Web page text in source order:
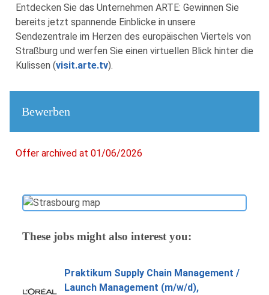
Entdecken Sie das Unternehmen ARTE: Gewinnen Sie
bereits jetzt spannende Einblicke in unsere
Sendezentrale im Herzen des europäischen Viertels von
Straßburg und werfen Sie einen virtuellen Blick hinter die
Kulissen (visit.arte.tv).
Bewerben
Offer archived at 01/06/2026
These jobs might also interest you:
Praktikum Supply Chain Management /
Launch Management (m/w/d),